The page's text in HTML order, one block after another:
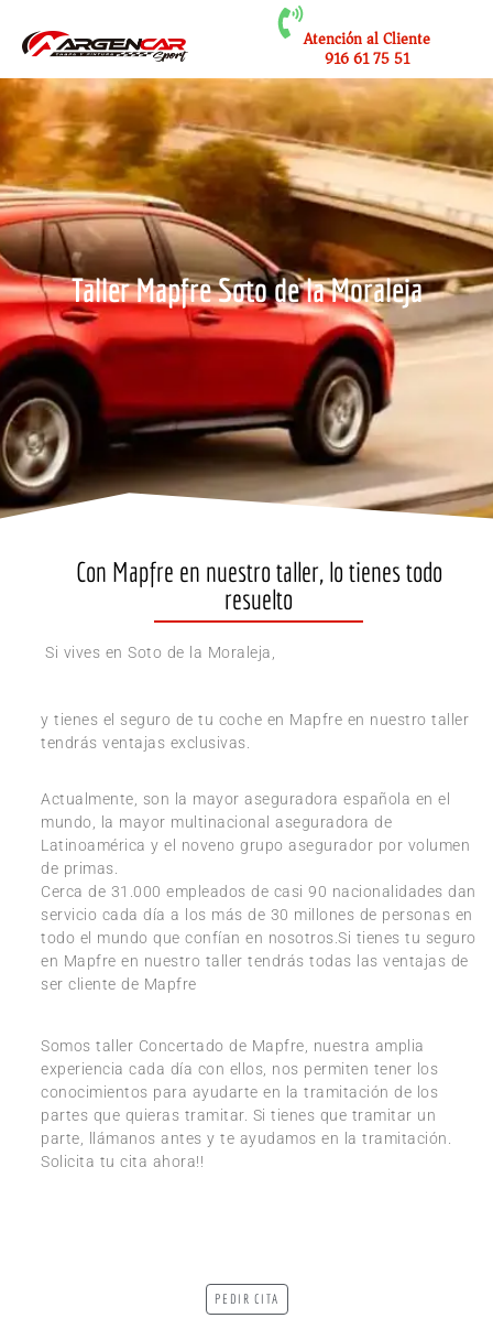
Atención al Cliente
916 61 75 51
Taller Mapfre Soto de la Moraleja
Con Mapfre en nuestro taller, lo tienes todo
resuelto
Si vives en Soto de la Moraleja,
y tienes el seguro de tu coche en Mapfre en nuestro taller
tendrás ventajas exclusivas.
Actualmente, son la mayor aseguradora española en el
mundo, la mayor multinacional aseguradora de
Latinoamérica y el noveno grupo asegurador por volumen
de primas.
Cerca de 31.000 empleados de casi 90 nacionalidades dan
servicio cada día a los más de 30 millones de personas en
todo el mundo que confían en nosotros.Si tienes tu seguro
en Mapfre en nuestro taller tendrás todas las ventajas de
ser cliente de Mapfre
Somos taller Concertado de Mapfre, nuestra amplia
experiencia cada día con ellos, nos permiten tener los
conocimientos para ayudarte en la tramitación de los
partes que quieras tramitar. Si tienes que tramitar un
parte, llámanos antes y te ayudamos en la tramitación.
Solicita tu cita ahora!!
PEDIR CITA